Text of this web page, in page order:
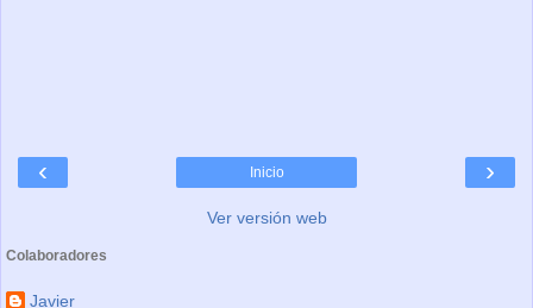
‹ ›
Inicio
Ver versión web
Colaboradores
Javier